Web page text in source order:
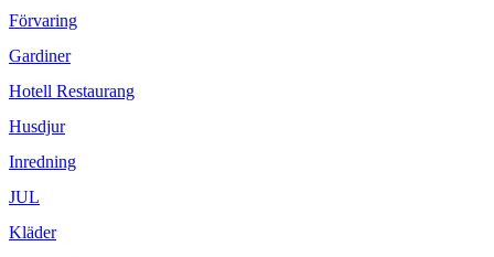
Förvaring
Gardiner
Hotell Restaurang
Husdjur
Inredning
JUL
Kläder